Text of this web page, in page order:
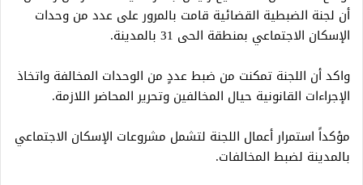
أن لجنة الضبطية القضائية قامت بالمرور على عدد من وحدات
الإسكان الاجتماعي بمنطقة الحى 31 بالمدينة.
واكد أن اللجنة تمكنت من ضبط عددٍ من الوحدات المخالفة واتخاذ
الإجراءات القانونية حيال المخالفين وتحرير المحاضر اللازمة.
مؤكداً استمرار أعمال اللجنة لتشمل مشروعات الإسكان الاجتماعي
بالمدينة لضبط المخالفات.